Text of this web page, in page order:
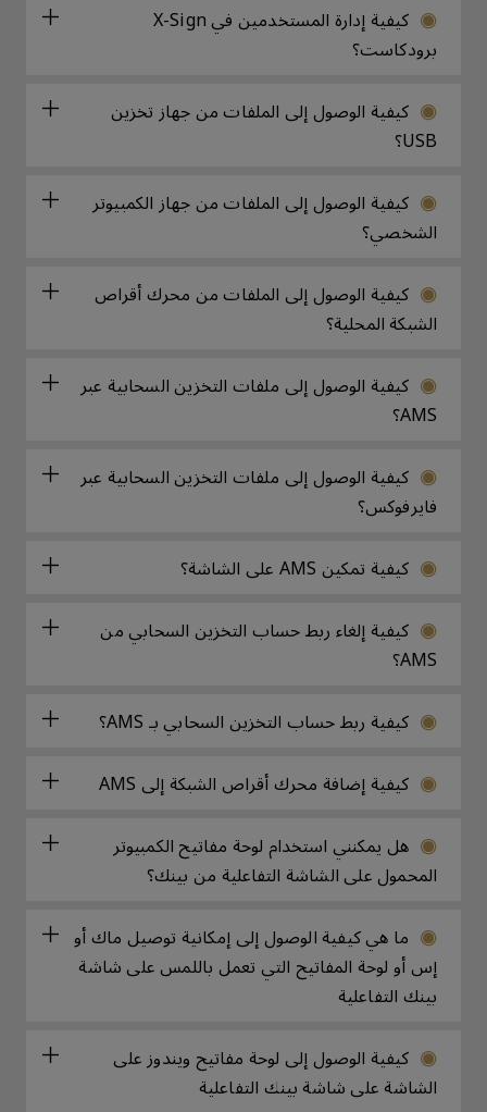
كيفية إدارة المستخدمين في X-Sign
برودكاست؟
كيفية الوصول إلى الملفات من جهاز تخزين
USB؟
كيفية الوصول إلى الملفات من جهاز الكمبيوتر
الشخصي؟
كيفية الوصول إلى الملفات من محرك أقراص
الشبكة المحلية؟
كيفية الوصول إلى ملفات التخزين السحابية عبر
AMS؟
كيفية الوصول إلى ملفات التخزين السحابية عبر
فايرفوكس؟
كيفية تمكين AMS على الشاشة؟
كيفية إلغاء ربط حساب التخزين السحابي من
AMS؟
كيفية ربط حساب التخزين السحابي بـ AMS؟
كيفية إضافة محرك أقراص الشبكة إلى AMS
هل يمكنني استخدام لوحة مفاتيح الكمبيوتر
المحمول على الشاشة التفاعلية من بينك؟
ما هي كيفية الوصول إلى إمكانية توصيل ماك أو
إس أو لوحة المفاتيح التي تعمل باللمس على شاشة
بينك التفاعلية
كيفية الوصول إلى لوحة مفاتيح ويندوز على
الشاشة على شاشة بينك التفاعلية